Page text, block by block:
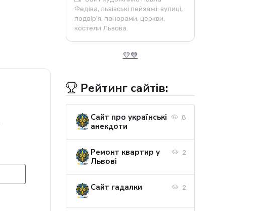
Федіва, львівські пейзажі: вулиці,
подвір'я, панорами, церкви,
костели Львова.
💛💙
Рейтинг сайтів:
Сайт про українські
анекдоти
8
Ремонт квартир у
Львові
2
Сайт гадалки 2